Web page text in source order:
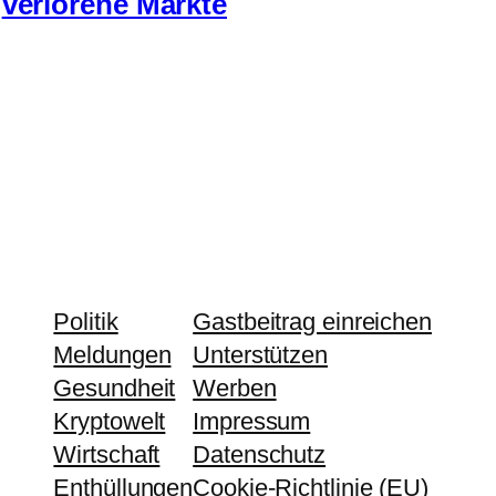
Politik
Meldungen
Gesundheit
Kryptowelt
Wirtschaft
Enthüllungen
Gastbeitrag einreichen
Unterstützen
Werben
Impressum
Datenschutz
Cookie-Richtlinie (EU)